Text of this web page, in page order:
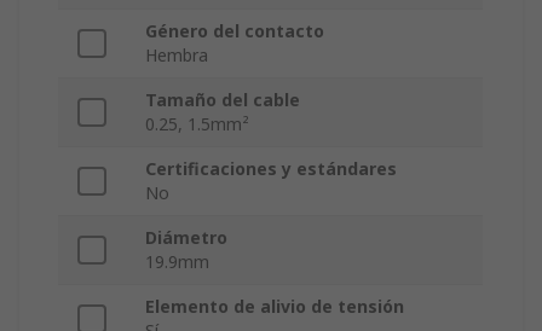
Género del contacto
Hembra
Tamaño del cable
0.25, 1.5mm²
Certificaciones y estándares
No
Diámetro
19.9mm
Elemento de alivio de tensión